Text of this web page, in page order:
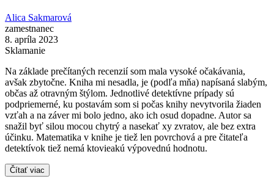
Alica Sakmarová
zamestnanec
8. apríla 2023
Sklamanie
Na základe prečítaných recenzií som mala vysoké očakávania,
avšak zbytočne. Kniha mi nesadla, je (podľa mňa) napísaná slabým,
občas až otravným štýlom. Jednotlivé detektívne prípady sú
podpriemerné, ku postavám som si počas knihy nevytvorila žiaden
vzťah a na záver mi bolo jedno, ako ich osud dopadne. Autor sa
snažil byť silou mocou chytrý a nasekať xy zvratov, ale bez extra
účinku. Matematika v knihe je tiež len povrchová a pre čitateľa
detektívok tiež nemá ktovieakú výpovednú hodnotu.
Čítať viac